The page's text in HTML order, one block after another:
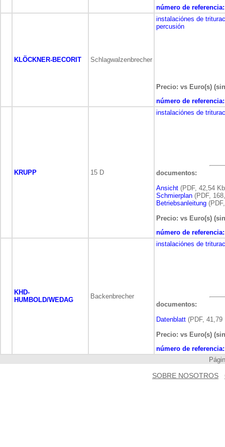
número de referencia:
KLÖCKNER-BECORIT Schlagwalzenbrecher
instalaciónes de
percusión
Precio: vs Euro(s)
número de referencia:
KRUPP 15 D
instalaciónes de
documentos:
Ansicht (PDF, 42,54
Schmierplan (PDF,
Betriebsanleitung
Precio: vs Euro(s)
número de referencia:
KHD-
HUMBOLD/WEDAG
Backenbrecher
instalaciónes de
documentos:
Datenblatt (PDF, 41,79
Precio: vs Euro(s)
número de referencia:
SOBRE NOSOTROS